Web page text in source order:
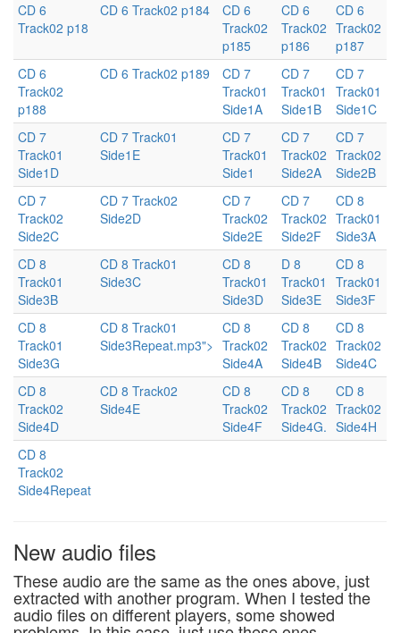
CD 6
Track02 p18
CD 6 Track02 p184
CD 6
Track02
p185
CD 6
Track02
p186
CD 6
Track02
p187
CD 6
Track02
p188
CD 6 Track02 p189
CD 7
Track01
Side1A
CD 7
Track01
Side1B
CD 7
Track01
Side1C
CD 7
Track01
Side1D
CD 7 Track01
Side1E
CD 7
Track01
Side1
CD 7
Track02
Side2A
CD 7
Track02
Side2B
CD 7
Track02
Side2C
CD 7 Track02
Side2D
CD 7
Track02
Side2E
CD 7
Track02
Side2F
CD 8
Track01
Side3A
CD 8
Track01
Side3B
CD 8 Track01
Side3C
CD 8
Track01
Side3D
D 8
Track01
Side3E
CD 8
Track01
Side3F
CD 8
Track01
Side3G
CD 8 Track01
Side3Repeat.mp3">
CD 8
Track02
Side4A
CD 8
Track02
Side4B
CD 8
Track02
Side4C
CD 8
Track02
Side4D
CD 8 Track02
Side4E
CD 8
Track02
Side4F
CD 8
Track02
Side4G.
CD 8
Track02
Side4H
CD 8
Track02
Side4Repeat
New audio files
These audio are the same as the ones above, just
extracted with another program. When I tested the
audio files on different players, some showed